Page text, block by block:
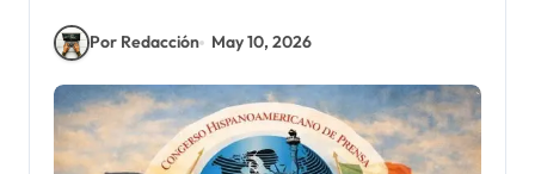
Por Redacción May 10, 2026